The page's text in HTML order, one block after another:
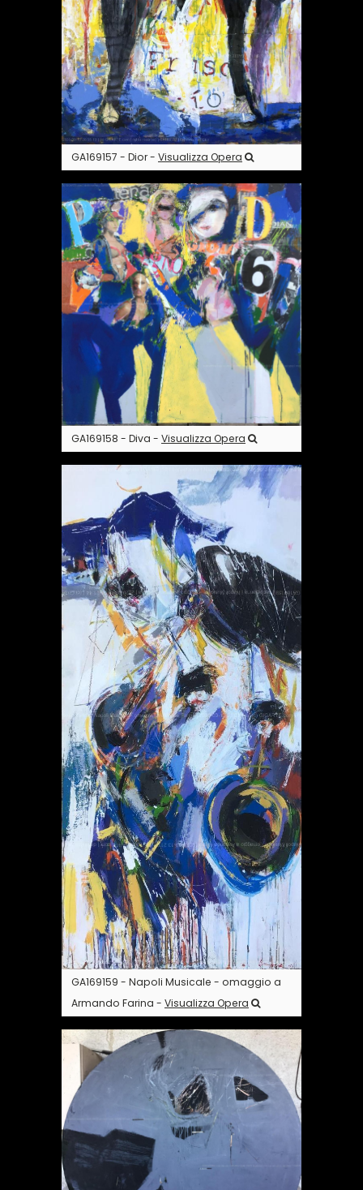
GA169157 - Dior - Visualizza Opera
GA169158 - Diva - Visualizza Opera
GA169159 - Napoli Musicale - omaggio a
Armando Farina - Visualizza Opera